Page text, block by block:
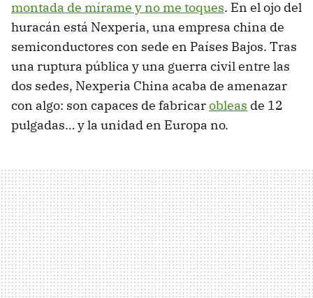
montada de mírame y no me toques. En el ojo del
huracán está Nexperia, una empresa china de
semiconductores con sede en Países Bajos. Tras
una ruptura pública y una guerra civil entre las
dos sedes, Nexperia China acaba de amenazar
con algo: son capaces de fabricarobleas de 12
pulgadas… y la unidad en Europa no.